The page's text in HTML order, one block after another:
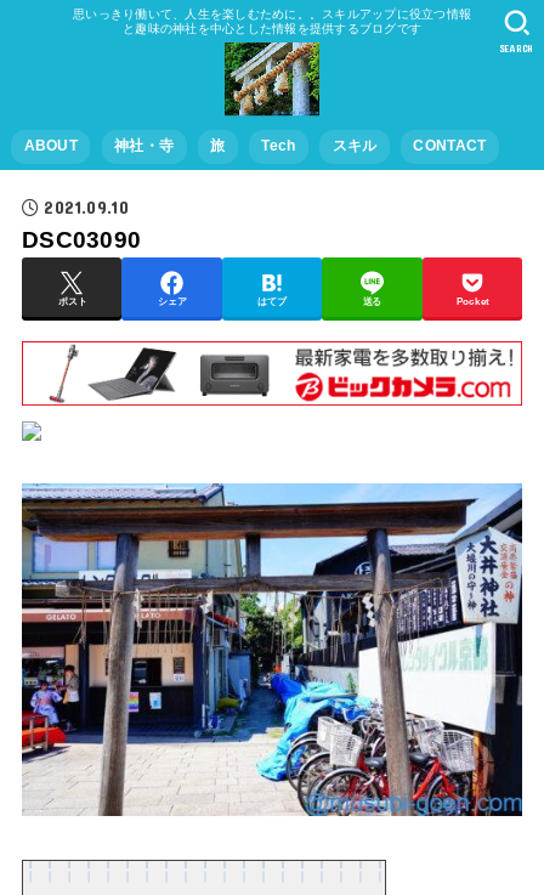
思いっきり働いて、人生を楽しむために。。スキルアップに役立つ情報
と趣味の神社を中心とした情報を提供するブログです
ABOUT 神社・寺 旅 Tech スキル CONTACT
SEARCH
2021.09.10
DSC03090
ポスト シェア はてブ 送る Pocket